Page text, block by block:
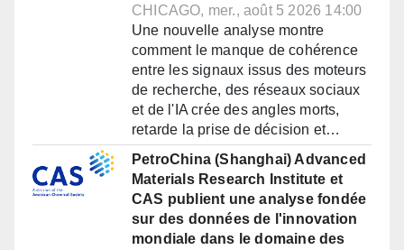
CHICAGO, mer., août 5 2026 14:00
Une nouvelle analyse montre
comment le manque de cohérence
entre les signaux issus des moteurs
de recherche, des réseaux sociaux
et de l'IA crée des angles morts,
retarde la prise de décision et…
PetroChina (Shanghai) Advanced
Materials Research Institute et
CAS publient une analyse fondée
sur des données de l'innovation
mondiale dans le domaine des